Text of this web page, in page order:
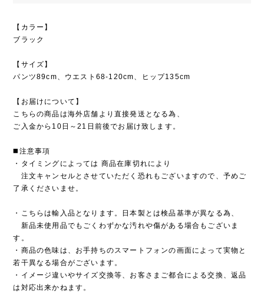
【カラー】
ブラック
【サイズ】
パンツ89cm、ウエスト68-120cm、ヒップ135cm
【お届けについて】
こちらの商品は海外店舗より直接発送となる為、
ご入金から10日～21日前後でお届け致します。
◼️注意事項
・タイミングによっては 商品在庫切れにより
注文キャンセルとさせていただく恐れもございますので、予めご
了承くださいませ。
・こちらは輸入品となります。日本製とは検品基準が異なる為、
新品未使用品でもごくわずかな汚れや傷がある場合もございま
す。
・商品の色味は、お手持ちのスマートフォンの画面によって実物と
若干異なる場合がございます。
・イメージ違いやサイズ交換等、お客さまご都合による交換、返品
は対応出来かねます。